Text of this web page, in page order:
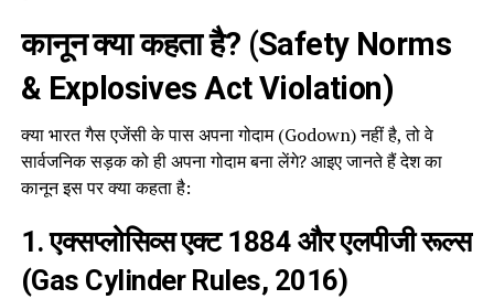
कानून क्या कहता है? (Safety Norms
& Explosives Act Violation)
क्या भारत गैस एजेंसी के पास अपना गोदाम (Godown) नहीं है, तो वे
सार्वजनिक सड़क को ही अपना गोदाम बना लेंगे? आइए जानते हैं देश का
कानून इस पर क्या कहता है:
1. एक्सप्लोसिव्स एक्ट 1884 और एलपीजी रूल्स
(Gas Cylinder Rules, 2016)